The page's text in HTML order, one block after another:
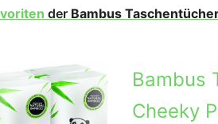
der Bambus
Bambus
Cheeky